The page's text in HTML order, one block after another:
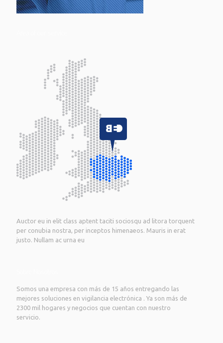
Auctor eu in elit class aptent taciti sociosqu ad litora torquent
per conubia nostra, per inceptos himenaeos. Mauris in erat
justo. Nullam ac urna eu
Somos una empresa con más de 15 años entregando las
mejores soluciones en vigilancia electrónica . Ya son más de
2300 mil hogares y negocios que cuentan con nuestro
servicio.